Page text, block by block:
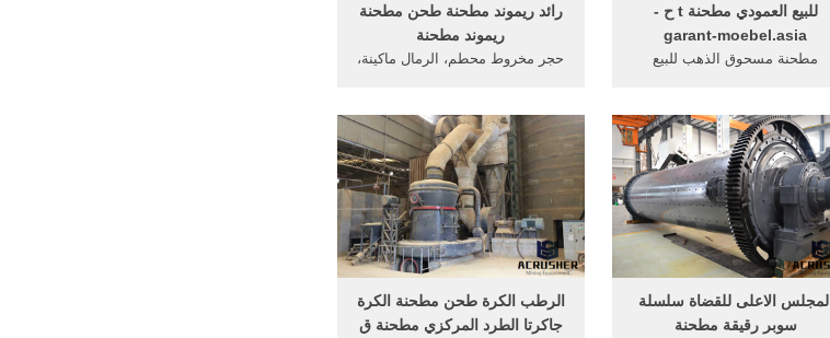
رائد ريموند مطحنة طحن مطحنة
ريموند مطحنة
حجر مخروط محطم، الرمال ماكينة،
للبيع العمودي مطحنة t ح -
garant-moebel.asia
مطحنة مسحوق الذهب للبيع
للبيع ...
الرطب الكرة طحن مطحنة الكرة
جاكرتا الطرد المركزي مطحنة ق
المجلس الاعلى للقضاة سلسلة
سوبر رقيقة مطحنة